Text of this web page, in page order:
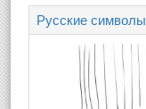
Русские символы